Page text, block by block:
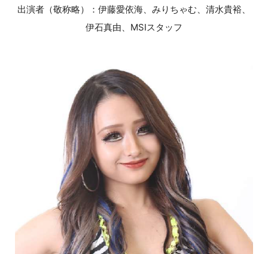
出演者（敬称略）：伊藤愛依海、みりちゃむ、清水貴裕、
伊石真由、MSIスタッフ